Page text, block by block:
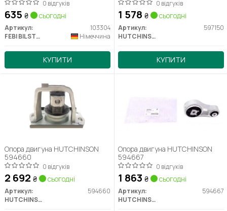
0 відгуків
635 ₴ сьогодні
Артикул:
103304
FEBI BILSTEIN
Німеччина
КУПИТИ
0 відгуків
1 578 ₴ сьогодні
Артикул:
597150
HUTCHINSON
КУПИТИ
Опора двигуна HUTCHINSON
594660
0 відгуків
2 692 ₴ сьогодні
Артикул:
594660
HUTCHINSON
Опора двигуна HUTCHINSON
594667
0 відгуків
1 863 ₴ сьогодні
Артикул:
594667
HUTCHINSON